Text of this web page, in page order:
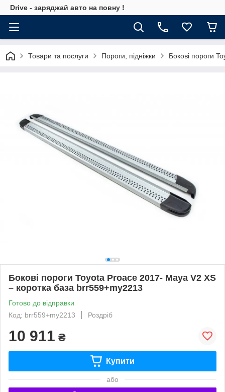
Drive - заряджай авто на повну !
Товари та послуги Пороги, підніжки Бокові пороги
Бокові пороги Toyota Proace 2017- Maya V2 XS
– коротка база brr559+my2213
Готово до відправки
Код: brr559+my2213
Роздріб
10 911 ₴
Купити
або